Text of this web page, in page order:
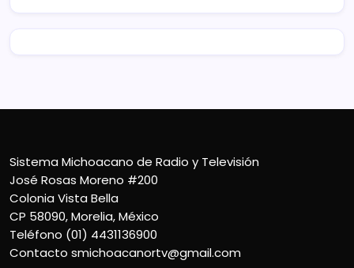
Sistema Michoacano de Radio y Televisión
José Rosas Moreno #200
Colonia Vista Bella
CP 58090, Morelia, México
Teléfono (01) 4431136900
Contacto smichoacanortv@gmail.com